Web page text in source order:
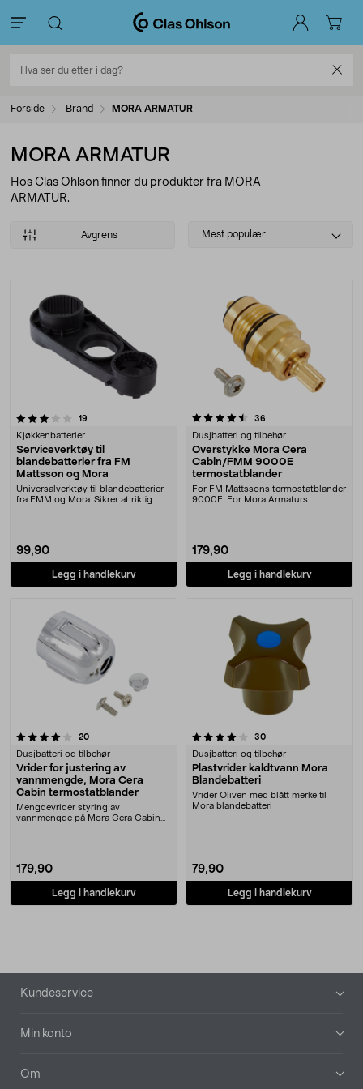
Forside Brand MORA ARMATUR
MORA ARMATUR
Hos Clas Ohlson finner du produkter fra MORA
ARMATUR.
Avgrens
Select
Mest populær
Produkter
19
Kjøkkenbatterier
Serviceverktøy til
blandebatterier fra FM
Mattsson og Mora
Universalverktøy til blandebatterier
fra FMM og Mora. Sikrer at riktig
99,90
Legg i handlekurv
4.5 av 5 stjerner 36
Dusjbatteri og tilbehør
Overstykke Mora Cera
Cabin/FMM 9000E
termostatblander
For FM Mattssons termostatblander
9000E. For Mora Armaturs
179,90
Legg i handlekurv
20anmeldelser
Dusjbatteri og tilbehør
Vrider for justering av
vannmengde, Mora Cera
Cabin termostatblander
Mengdevrider styring av
vannmengde på Mora Cera Cabin
179,90
Legg i handlekurv
4.0 av 5 stjerner 30anmeldelser
Dusjbatteri og tilbehør
Plastvrider kaldtvann Mora
Blandebatteri
Vrider Oliven med blått merke til
Mora blandebatteri
79,90
Legg i handlekurv
Bunntekst
Kundeservice
Min konto
Om